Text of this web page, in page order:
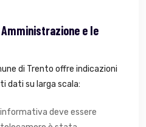
e le
di Trento offre indicazioni
dati su larga scala:
deve essere